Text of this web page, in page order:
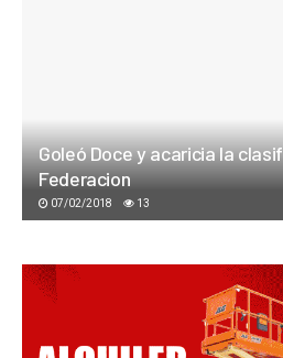
Goleó Doce y acaricia la
Federacion
07/02/2018 13